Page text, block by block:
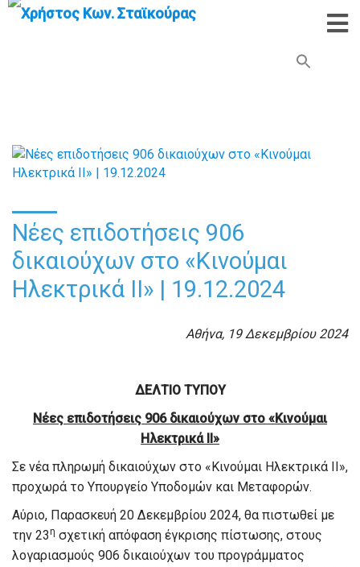
Νέες επιδοτήσεις 906
δικαιούχων στο «Κινούμαι
Ηλεκτρικά ΙΙ» | 19.12.2024
Αθήνα, 19 Δεκεμβρίου 2024
ΔΕΛΤΙΟ ΤΥΠΟΥ
Νέες επιδοτήσεις 906 δικαιούχων στο «Κινούμαι
Ηλεκτρικά ΙΙ»
Σε νέα πληρωμή δικαιούχων στο «Κινούμαι Ηλεκτρικά ΙI»,
προχωρά το Υπουργείο Υποδομών και Μεταφορών.
Αύριο, Παρασκευή 20 Δεκεμβρίου 2024, θα πιστωθεί με
την 23η σχετική απόφαση έγκρισης πίστωσης, στους
λογαριασμούς 906 δικαιούχων του προγράμματος